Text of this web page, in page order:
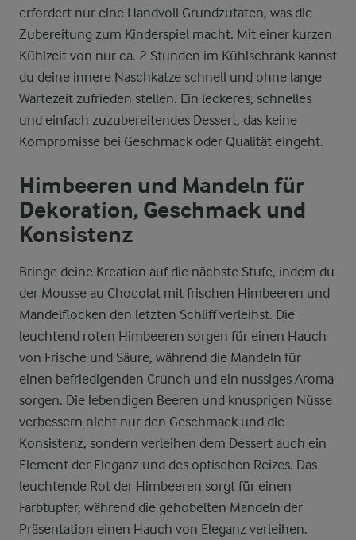
erfordert nur eine Handvoll Grundzutaten, was die
Zubereitung zum Kinderspiel macht. Mit einer kurzen
Kühlzeit von nur ca. 2 Stunden im Kühlschrank kannst
du deine innere Naschkatze schnell und ohne lange
Wartezeit zufrieden stellen. Ein leckeres, schnelles
und einfach zuzubereitendes Dessert, das keine
Kompromisse bei Geschmack oder Qualität eingeht.
Himbeeren und Mandeln für
Dekoration, Geschmack und
Konsistenz
Bringe deine Kreation auf die nächste Stufe, indem du
der Mousse au Chocolat mit frischen Himbeeren und
Mandelflocken den letzten Schliff verleihst. Die
leuchtend roten Himbeeren sorgen für einen Hauch
von Frische und Säure, während die Mandeln für
einen befriedigenden Crunch und ein nussiges Aroma
sorgen. Die lebendigen Beeren und knusprigen Nüsse
verbessern nicht nur den Geschmack und die
Konsistenz, sondern verleihen dem Dessert auch ein
Element der Eleganz und des optischen Reizes. Das
leuchtende Rot der Himbeeren sorgt für einen
Farbtupfer, während die gehobelten Mandeln der
Präsentation einen Hauch von Eleganz verleihen.